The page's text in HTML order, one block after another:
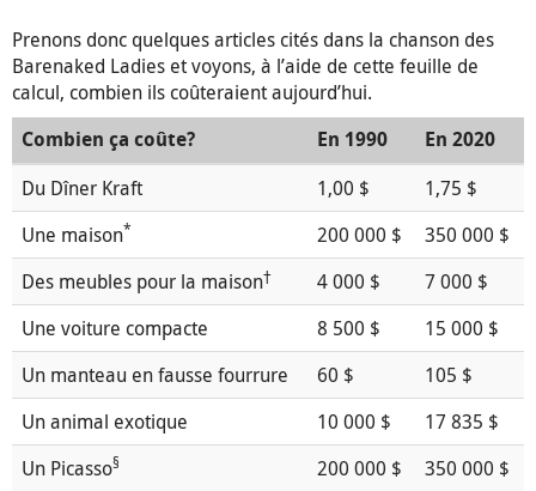
Prenons donc quelques articles cités dans la chanson des
Barenaked Ladies et voyons, à l’aide de cette feuille de
calcul, combien ils coûteraient aujourd’hui.
Combien ça coûte? En 1990 En 2020
Du Dîner Kraft 1,00 $
1,75 $
Une maison* 200 000 $
350 000 $
Des meubles pour la maison† 4 000 $
7 000 $
Une voiture compacte
8 500 $
15 000 $
Un manteau en fausse fourrure
60 $
105 $
Un animal exotique
10 000 $
17 835 $
Un Picasso§ 200 000 $
350 000 $